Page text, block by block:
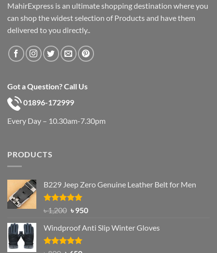
MahirExpress is an ultimate shopping destination where you
can shop the widest selection of Products and have them
delivered to you directly..
Got a Question? Call Us
01896-172999
Every Day – 10.30am-7.30pm
PRODUCTS
B229 Jeep Zero Genuine Leather Belt for Men
Rated4.92
out of 5
৳1,200 Original
was:
৳ 1,200.
৳950Current
is:
Windproof Anti Slip Winter Gloves